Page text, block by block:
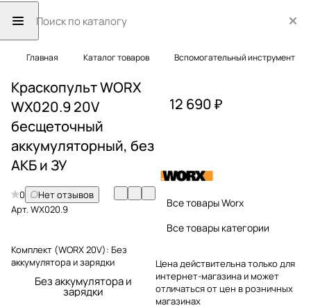
Главная Каталог товаров Вспомогательный инструмент
Краскопульт WORX
WX020.9 20V
бесщеточный
аккумуляторный, без
АКБ и ЗУ
0
Нет отзывов
Арт.WX020.9
Комплект (WORX 20V): Без
аккумулятора и зарядки
Без аккумулятора и
зарядки
12 690 ₽
Все товары Worx
Все товары категории
Цена действительна только для
интернет-магазина и может
отличаться от цен в розничных
магазинах